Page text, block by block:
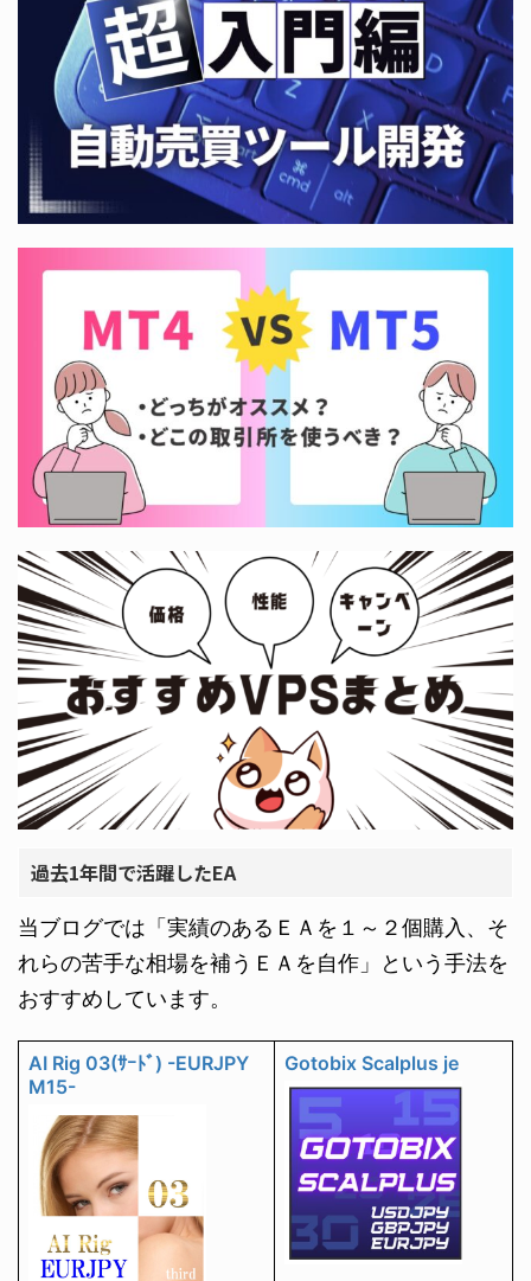
過去1年間で活躍したEA
当ブログでは「実績のあるＥＡを１～２個購入、そ
れらの苦手な相場を補うＥＡを自作」という手法を
おすすめしています。
AI Rig 03(ｻｰﾄﾞ) -EURJPY
M15-
Gotobix Scalplus je